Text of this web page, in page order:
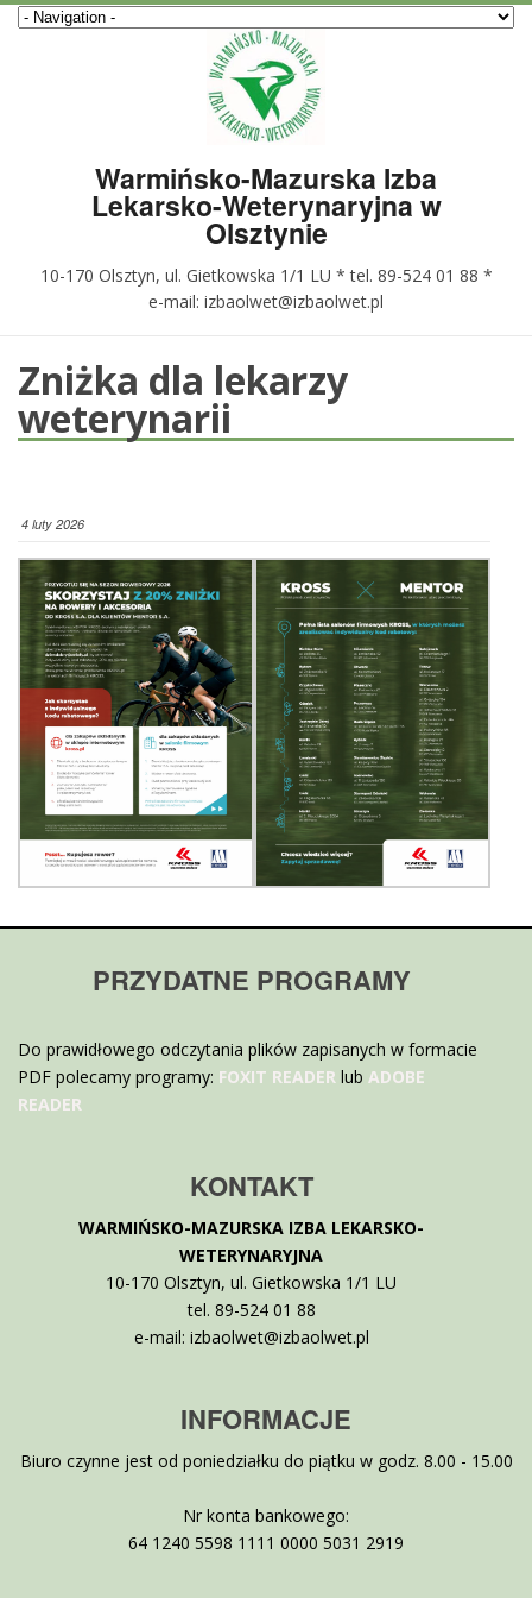
Warmińsko-Mazurska Izba
Lekarsko-Weterynaryjna w
Olsztynie
10-170 Olsztyn, ul. Gietkowska 1/1 LU * tel. 89-524 01 88 *
e-mail: izbaolwet@izbaolwet.pl
Zniżka dla lekarzy
weterynarii
4 luty 2026
PRZYDATNE PROGRAMY
Do prawidłowego odczytania plików zapisanych w formacie
PDF polecamy programy: FOXIT READER lub ADOBE
READER
KONTAKT
WARMIŃSKO-MAZURSKA IZBA LEKARSKO-
WETERYNARYJNA
10-170 Olsztyn, ul. Gietkowska 1/1 LU
tel. 89-524 01 88
e-mail: izbaolwet@izbaolwet.pl
INFORMACJE
Biuro czynne jest od poniedziałku do piątku w godz. 8.00 - 15.00
Nr konta bankowego:
64 1240 5598 1111 0000 5031 2919